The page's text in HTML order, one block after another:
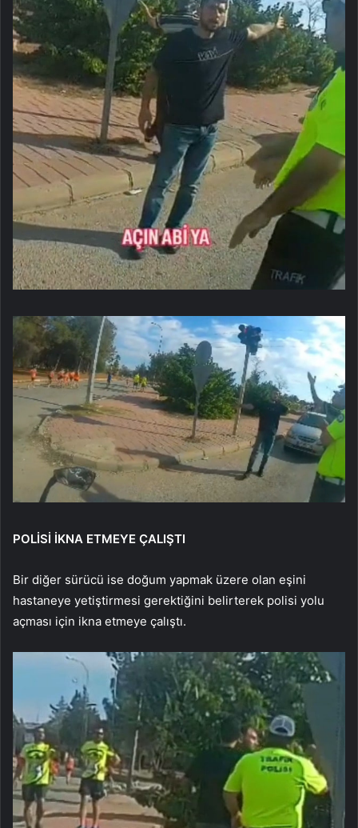
POLİSİ İKNA ETMEYE ÇALIŞTI
Bir diğer sürücü ise doğum yapmak üzere olan eşini
hastaneye yetiştirmesi gerektiğini belirterek polisi yolu
açması için ikna etmeye çalıştı.